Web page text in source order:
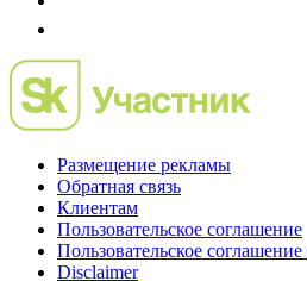
Размещение рекламы
Обратная связь
Клиентам
Пользовательское соглашение
Пользовательское
Disclaimer